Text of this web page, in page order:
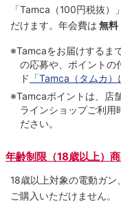
「Tamca （100円税抜）
だけます。 年会費は 無料
※Tamcaをお届けするま
の応募や、ポイントの
ド 「Tamca（タムカ）
※Tamcaポイントは、店
ラインショップご利用
ださい。
年齢制限（18歳以上）
18歳以上対象の電動ガ
ご購入いただけません。